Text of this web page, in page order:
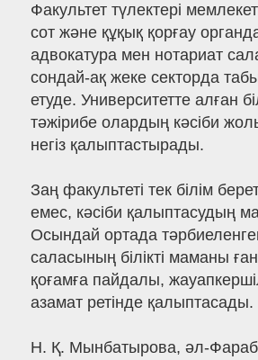
Факультет түлектері
сот және құқық қорғау
адвокатура мен нотариат
сондай-ақ жеке секторда
етуде. Университетте алған
тәжірибе олардың кәсіби
негіз қалыптастырады.
Заң факультеті тек білім
емес, кәсіби қалыптасудың
Осындай ортада
саласының білікті маманы
қоғамға пайдалы,
азамат ретінде қалыптасады.
Н. Қ. Мынбатырова, әл-